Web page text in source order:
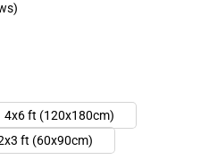
4x6 ft (120x180cm)
ft (60x90cm)